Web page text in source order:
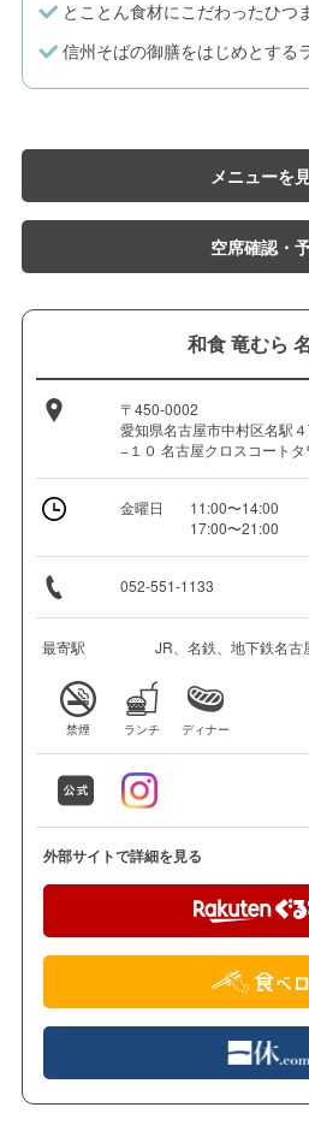
とことん食材にこだわったひつ
信州そばの御膳をはじめとする
メニューを
空席確認・
和食 竜むら
〒450-0002
愛知県名古屋市中村区名駅
−１０ 名古屋クロスコートタ
金曜日
11:00〜14:00
17:00〜21:00
052-551-1133
最寄駅 JR、名鉄、地下鉄名古
禁煙 ランチ ディナー
外部サイトで詳細を見る